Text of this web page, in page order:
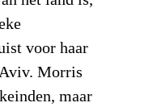
voor haar
Morris
maar